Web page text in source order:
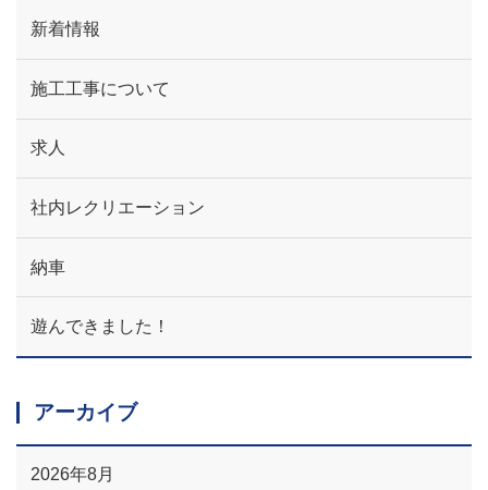
新着情報
施工工事について
求人
社内レクリエーション
納車
遊んできました！
アーカイブ
2026年8月